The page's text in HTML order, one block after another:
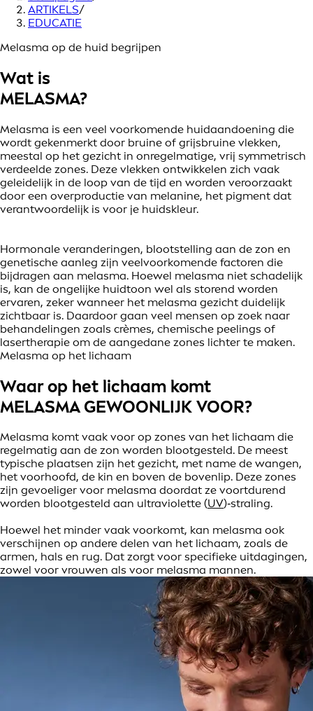
ARTIKELS/
EDUCATIE
Melasma op de huid begrijpen
Wat is
MELASMA?
Melasma is een veel voorkomende huidaandoening die
wordt gekenmerkt door bruine of grijsbruine vlekken,
meestal op het gezicht in onregelmatige, vrij symmetrisch
verdeelde zones. Deze vlekken ontwikkelen zich vaak
geleidelijk in de loop van de tijd en worden veroorzaakt
door een overproductie van melanine, het pigment dat
verantwoordelijk is voor je huidskleur.
Hormonale veranderingen, blootstelling aan de zon en
genetische aanleg zijn veelvoorkomende factoren die
bijdragen aan melasma. Hoewel melasma niet schadelijk
is, kan de ongelijke huidtoon wel als storend worden
ervaren, zeker wanneer het melasma gezicht duidelijk
zichtbaar is. Daardoor gaan veel mensen op zoek naar
behandelingen zoals crèmes, chemische peelings of
lasertherapie om de aangedane zones lichter te maken.
Melasma op het lichaam
Waar op het lichaam komt
MELASMA GEWOONLIJK VOOR?
Melasma komt vaak voor op zones van het lichaam die
regelmatig aan de zon worden blootgesteld. De meest
typische plaatsen zijn het gezicht, met name de wangen,
het voorhoofd, de kin en boven de bovenlip. Deze zones
zijn gevoeliger voor melasma doordat ze voortdurend
worden blootgesteld aan ultraviolette (UV)‑straling.
Hoewel het minder vaak voorkomt, kan melasma ook
verschijnen op andere delen van het lichaam, zoals de
armen, hals en rug. Dat zorgt voor specifieke uitdagingen,
zowel voor vrouwen als voor melasma mannen.